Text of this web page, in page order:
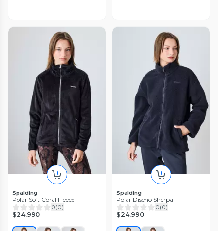
Spalding
Polar Soft Coral Fleece
0(0)
$24.990
Spalding
Polar Diseño Sherpa
0(0)
$24.990